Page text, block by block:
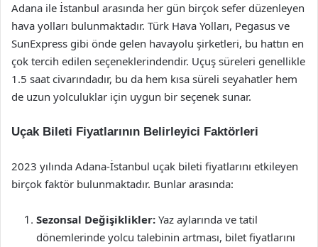
Adana ile İstanbul arasında her gün birçok sefer düzenleyen
hava yolları bulunmaktadır. Türk Hava Yolları, Pegasus ve
SunExpress gibi önde gelen havayolu şirketleri, bu hattın en
çok tercih edilen seçeneklerindendir. Uçuş süreleri genellikle
1.5 saat civarındadır, bu da hem kısa süreli seyahatler hem
de uzun yolculuklar için uygun bir seçenek sunar.
Uçak Bileti Fiyatlarının Belirleyici Faktörleri
2023 yılında Adana-İstanbul uçak bileti fiyatlarını etkileyen
birçok faktör bulunmaktadır. Bunlar arasında:
Sezonsal Değişiklikler: Yaz aylarında ve tatil
dönemlerinde yolcu talebinin artması, bilet fiyatlarını